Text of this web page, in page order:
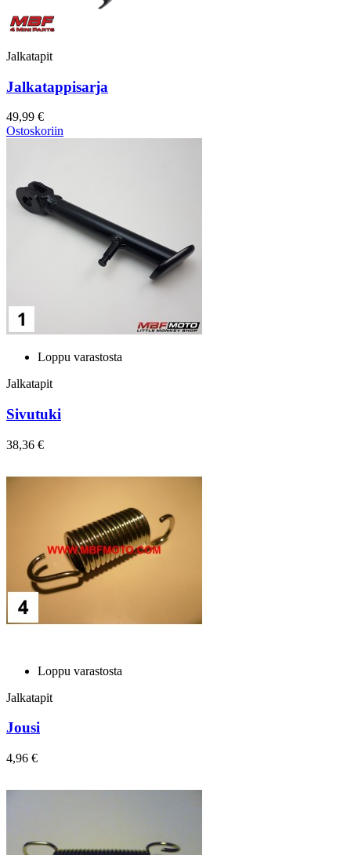
Jalkatapit
Jalkatappisarja
49,99 €
Ostoskoriin
Loppu varastosta
Jalkatapit
Sivutuki
38,36 €
Loppu varastosta
Jalkatapit
Jousi
4,96 €